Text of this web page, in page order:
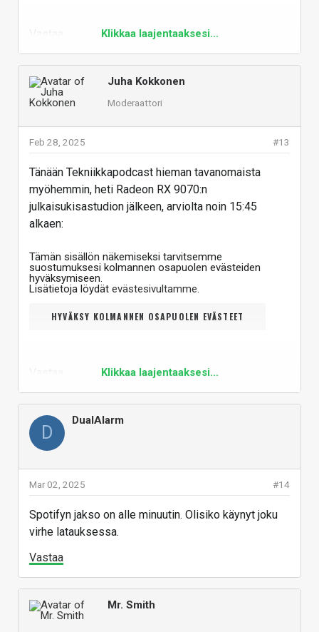
Klikkaa laajentaaksesi...
Juha Kokkonen
Moderaattori
#13
Feb 28, 2025
Tänään Tekniikkapodcast hieman tavanomaista
myöhemmin, heti Radeon RX 9070:n
julkaisukisastudion jälkeen, arviolta noin 15:45
alkaen:
Tämän sisällön näkemiseksi tarvitsemme
suostumuksesi kolmannen osapuolen evästeiden
hyväksymiseen.
Lisätietoja löydät evästesivultamme.
HYVÄKSY KOLMANNEN OSAPUOLEN EVÄSTEET
Klikkaa laajentaaksesi...
D
DualAlarm
#14
Mar 02, 2025
Spotifyn jakso on alle minuutin. Olisiko käynyt joku
virhe latauksessa.
Vastaa
Mr. Smith